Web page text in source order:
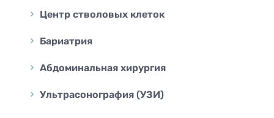
Центр стволовых клеток
Бариатрия
Абдоминальная хирургия
Ультрасонография (УЗИ)